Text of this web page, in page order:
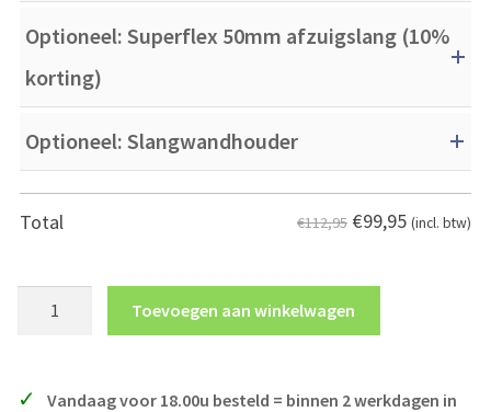
Optioneel: Superflex 50mm afzuigslang (10%
korting)
Optioneel: Slangwandhouder
Total €112,95 €99,95 (incl. btw)
Toevoegen aan winkelwagen
Vandaag voor 18.00u besteld = binnen 2 werkdagen in